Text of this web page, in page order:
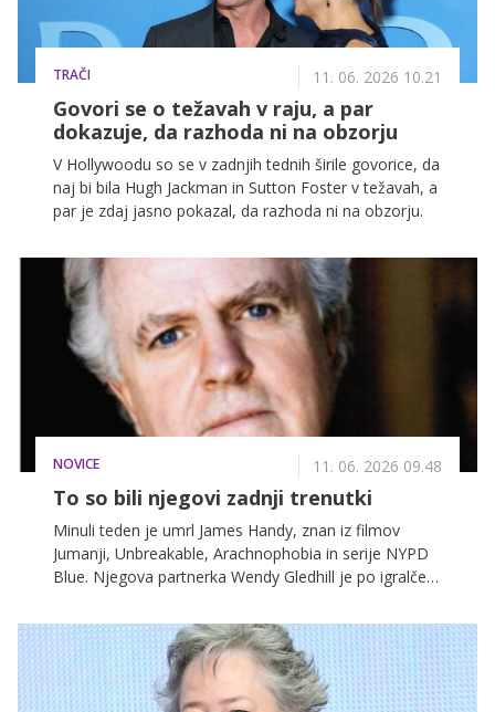
TRAČI 11. 06. 2026 10.21
Govori se o težavah v raju, a par
dokazuje, da razhoda ni na obzorju
V Hollywoodu so se v zadnjih tednih širile govorice, da
naj bi bila Hugh Jackman in Sutton Foster v težavah, a
par je zdaj jasno pokazal, da razhoda ni na obzorju.
NOVICE 11. 06. 2026 09.48
To so bili njegovi zadnji trenutki
Minuli teden je umrl James Handy, znan iz filmov
Jumanji, Unbreakable, Arachnophobia in serije NYPD
Blue. Njegova partnerka Wendy Gledhill je po igralčevi